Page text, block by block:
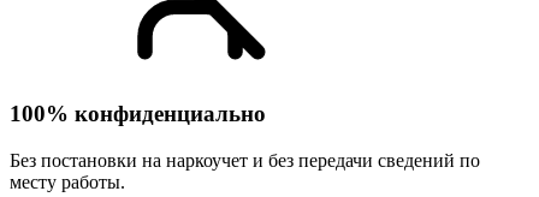
100% конфиденциально
Без постановки на наркоучет и без передачи сведений по
месту работы.